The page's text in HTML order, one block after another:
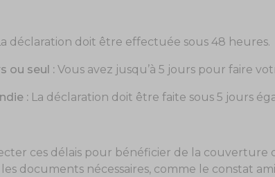
déclaration doit être effectuée sous 48 heures.
ou seul :Vous avez jusqu’à 5 jours pour faire
:La déclaration doit être faite sous 5 jours
ces délais pour bénéficier de la couverture
documents nécessaires, comme le constat